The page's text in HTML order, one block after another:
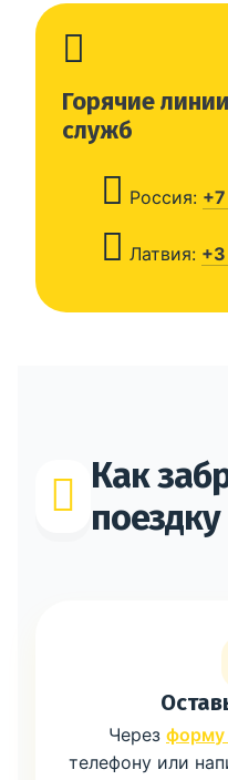
Горячие
служб
Россия:
Латвия:
Как
поездку
Через форму
телефону или